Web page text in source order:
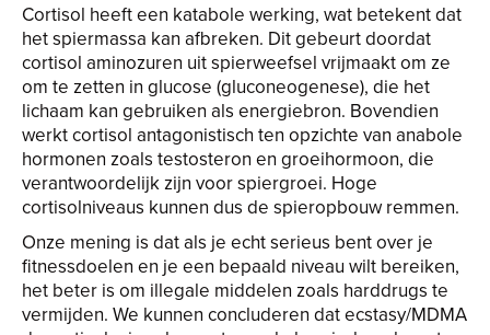
Cortisol heeft een katabole werking, wat betekent dat
het spiermassa kan afbreken. Dit gebeurt doordat
cortisol aminozuren uit spierweefsel vrijmaakt om ze
om te zetten in glucose (gluconeogenese), die het
lichaam kan gebruiken als energiebron. Bovendien
werkt cortisol antagonistisch ten opzichte van anabole
hormonen zoals testosteron en groeihormoon, die
verantwoordelijk zijn voor spiergroei. Hoge
cortisolniveaus kunnen dus de spieropbouw remmen.
Onze mening is dat als je echt serieus bent over je
fitnessdoelen en je een bepaald niveau wilt bereiken,
het beter is om illegale middelen zoals harddrugs te
vermijden. We kunnen concluderen dat ecstasy/MDMA